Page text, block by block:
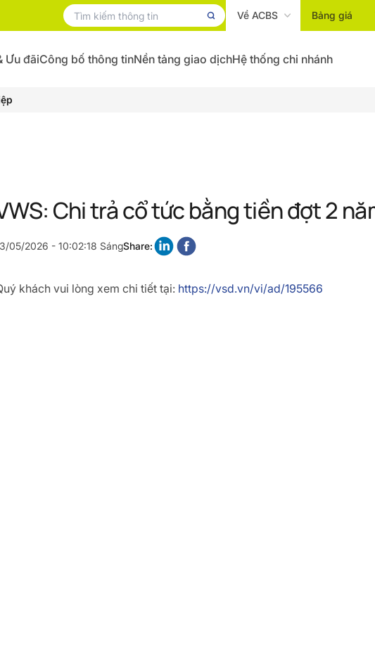
Về ACBS Bảng giá
Ưu đãiCông bố thông tinNền tảng giao dịchHệ thống chi nhánh
Chi trả cổ tức bằng tiền đợt 2
05/2026 - 10:02:18 SángShare:
khách vui lòng xem chi tiết tại: https://vsd.vn/vi/ad/195566